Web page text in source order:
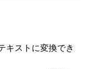
キストに変換でき